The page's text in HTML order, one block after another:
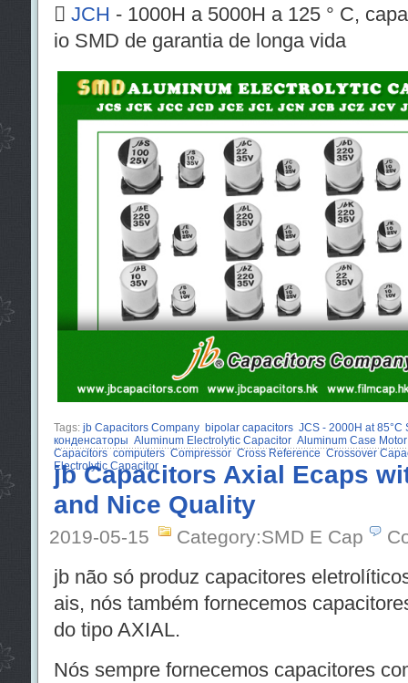
 JCH - 1000H a 5000H a 125 ° C,
io SMD de garantia de longa vida
Tags: jb Capacitors Company bipolar capacitors JCS - 2000H at
конденсаторы Aluminum Electrolytic Capacitor Aluminum Case
Capacitors computers Compressor Cross Reference Crossover
Electrolytic Capacitor
jb Capacitors Axial Ecaps
and Nice Quality
2019-05-15 Category:SMD E Cap
jb não só produz capacitores
ais, nós também fornecemos
do tipo AXIAL.
Nós sempre fornecemos capacitores